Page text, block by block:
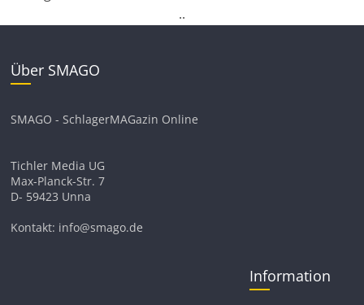
..
Über SMAGO
SMAGO - SchlagerMAGazin Online
Tichler Media UG
Max-Planck-Str. 7
D- 59423 Unna
Kontakt: info@smago.de
Information